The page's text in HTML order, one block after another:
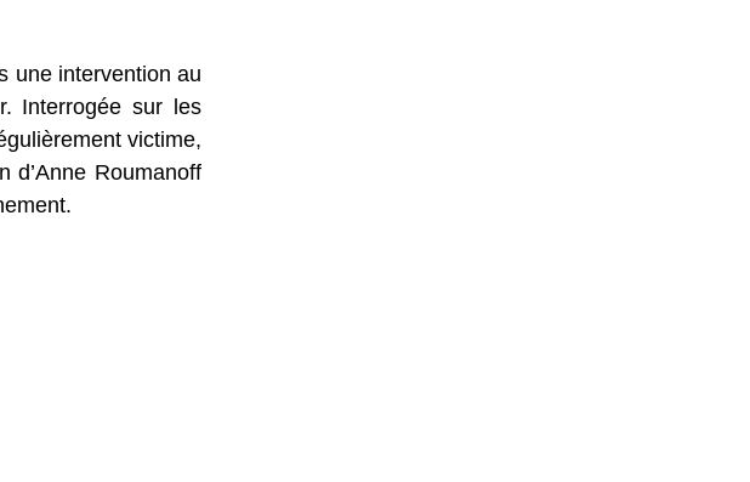
une intervention au
Interrogée sur les
victime,
d’Anne Roumanoff